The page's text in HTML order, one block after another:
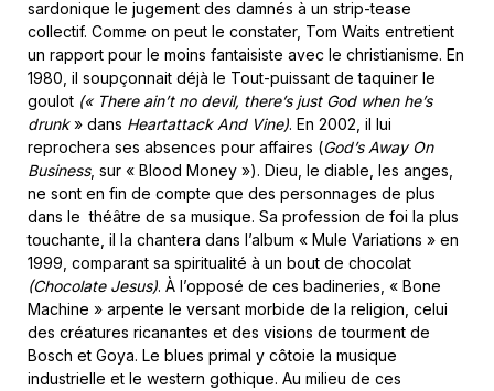
sardonique le jugement des damnés à un strip-tease
collectif. Comme on peut le constater, Tom Waits entretient
un rapport pour le moins fantaisiste avec le christianisme. En
1980, il soupçonnait déjà le Tout-puissant de taquiner le
goulot (« There ain’t no devil, there’s just God when he’s
drunk» dans Heartattack And Vine). En 2002, il lui
reprochera ses absences pour affaires (God’s Away On
Business, sur « Blood Money »). Dieu, le diable, les anges,
ne sont en fin de compte que des personnages de plus
dans le théâtre de sa musique. Sa profession de foi la plus
touchante, il la chantera dans l’album « Mule Variations » en
1999, comparant sa spiritualité à un bout de chocolat
(Chocolate Jesus). À l’opposé de ces badineries, « Bone
Machine » arpente le versant morbide de la religion, celui
des créatures ricanantes et des visions de tourment de
Bosch et Goya. Le blues primal y côtoie la musique
industrielle et le western gothique. Au milieu de ces